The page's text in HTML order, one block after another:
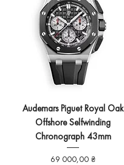
Audemars Piguet Royal Oak
Offshore Selfwinding
Chronograph 43mm
Ціна
69 000,00 ₴